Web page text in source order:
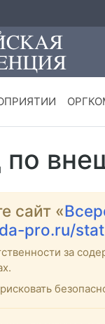
по
сайт «
pro.ru/
за